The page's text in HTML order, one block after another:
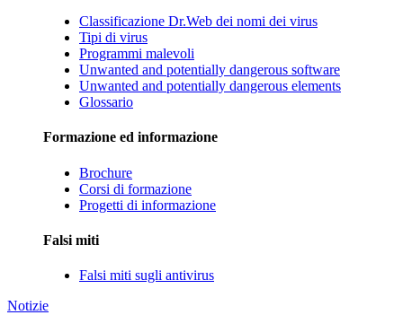
Classificazione Dr.Web dei nomi dei virus
Tipi di virus
Programmi malevoli
Unwanted and potentially dangerous software
Unwanted and potentially dangerous elements
Glossario
Formazione ed informazione
Brochure
Corsi di formazione
Progetti di informazione
Falsi miti
Falsi miti sugli antivirus
Notizie